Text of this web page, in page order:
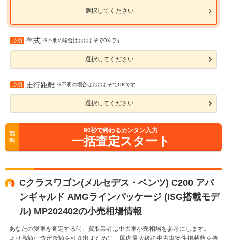
選択してください
必須 年式 ※不明の場合はおおよそでOKです
選択してください
必須 走行距離 ※不明の場合はおおよそでOKです
選択してください
無
料
90秒で終わるカンタン入力
一括査定スタート
Cクラスワゴン(メルセデス・ベンツ) C200 アバ
ンギャルド AMGラインパッケージ (ISG搭載モデ
ル) MP202402の小売相場情報
あなたの愛車を査定する時、買取業者は中古車小売相場を参考にします。
より高額な査定金額を引き出すために、国内最大級の中古車物件掲載数を持